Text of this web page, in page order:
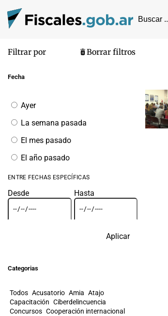
Filtrar por Borrar filtros
Fecha
Filtrar
por
fecha
Ayer
La semana pasada
El mes pasado
El año pasado
ENTRE FECHAS ESPECÍFICAS
Desde Hasta
Aplicar
Categorias
Todos Acusatorio Amia Atajo
Capacitación Ciberdelincuencia
Concursos Cooperación internacional